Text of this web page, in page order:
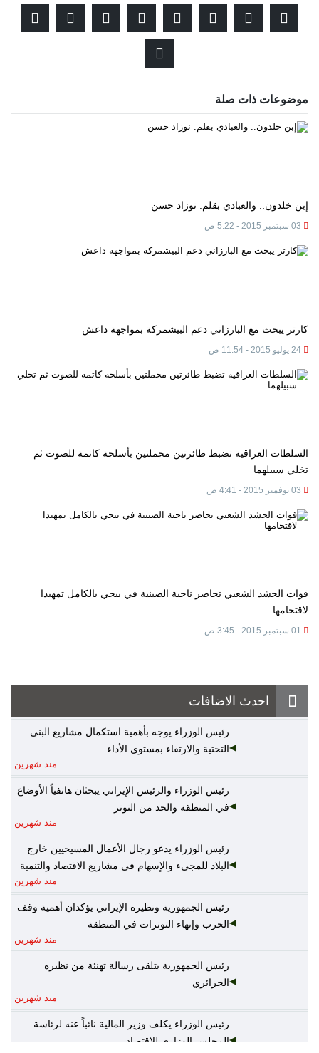
موضوعات ذات صلة
إبن خلدون.. والعبادي بقلم: نوزاد حسن
كارتر يبحث مع البارزاني دعم البيشمركة بمواجهة داعش
السلطات العراقية تضبط طائرتين محملتين بأسلحة كاتمة للصوت ثم
تخلي سبيلهما
قوات الحشد الشعبي تحاصر ناحية الصينية في بيجي بالكامل تمهيدا
لاقتحامها
احدث الاضافات
رئيس الوزراء يوجه بأهمية استكمال مشاريع البنى
التحتية والارتقاء بمستوى الأداء
منذ شهرين
رئيس الوزراء والرئيس الإيراني يبحثان هاتفياً الأوضاع
في المنطقة والحد من التوتر
منذ شهرين
رئيس الوزراء يدعو رجال الأعمال المسيحيين خارج
البلاد للمجيء والإسهام في مشاريع الاقتصاد والتنمية
منذ شهرين
رئيس الجمهورية ونظيره الإيراني يؤكدان أهمية وقف
الحرب وإنهاء التوترات في المنطقة
منذ شهرين
رئيس الجمهورية يتلقى رسالة تهنئة من نظيره
الجزائري
منذ شهرين
رئيس الوزراء يكلف وزير المالية نائباً عنه لرئاسة
المجلس الوزاري للاقتصاد